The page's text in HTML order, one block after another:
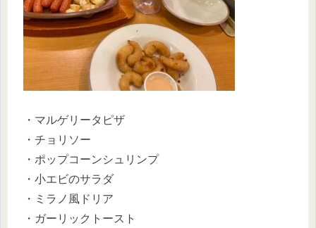
・マルゲリータピザ
・チョリソー
・ポップコーンシュリンプ
・小エビのサラダ
・ミラノ風ドリア
・ガーリックトースト